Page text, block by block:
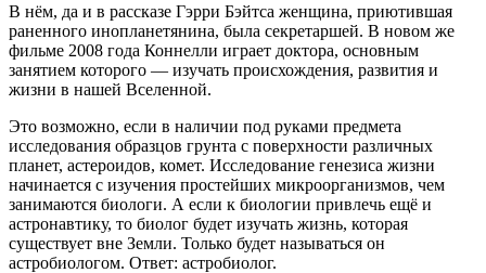
В нём, да и в рассказе Гэрри Бэйтса женщина, приютившая
раненного инопланетянина, была секретаршей. В новом же
фильме 2008 года Коннелли играет доктора, основным
занятием которого — изучать происхождения, развития и
жизни в нашей Вселенной.
Это возможно, если в наличии под руками предмета
исследования образцов грунта с поверхности различных
планет, астероидов, комет. Исследование генезиса жизни
начинается с изучения простейших микроорганизмов, чем
занимаются биологи. А если к биологии привлечь ещё и
астронавтику, то биолог будет изучать жизнь, которая
существует вне Земли. Только будет называться он
астробиологом. Ответ: астробиолог.